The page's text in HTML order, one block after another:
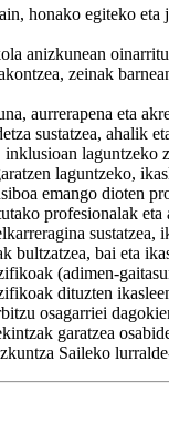
honako egiteko
anizkunean
zeinak
aurrerapena eta
sustatzea, ahalik
laguntzeko
laguntzeko,
emango dioten
profesionalak
bultzatzea, bai eta
(adimen-
dituzten
osagarriei
garatzea
Saileko